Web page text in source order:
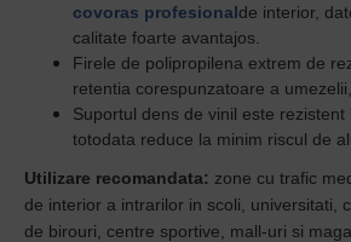
covoras profesionalde interior,
calitate foarte avantajos.
Firele de polipropilena extrem de
retentia corespunzatoare a
Suportul dens de vinil este rezistent
totodata reduce la minim riscul de
Utilizare recomandata: zone cu trafic
de interior a intrarilor in scoli, universitati,
de birouri, centre sportive, mall-uri si